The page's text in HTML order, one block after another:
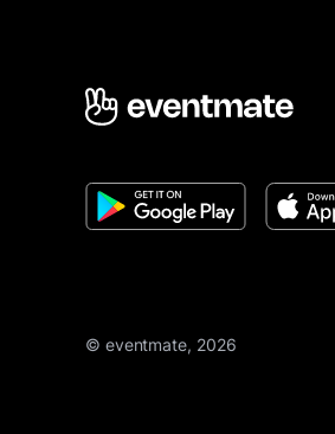
© eventmate, 2026